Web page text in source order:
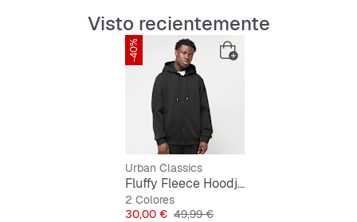
Resistente y duradera
Fácil de cuidar para un uso sencillo
Color negro, fácil de combinar
Visto recientemente
-40%
Urban Classics
Fluffy Fleece Hoodjacket
2 Colores
Precio
30,00 € Precio original
49,99 €